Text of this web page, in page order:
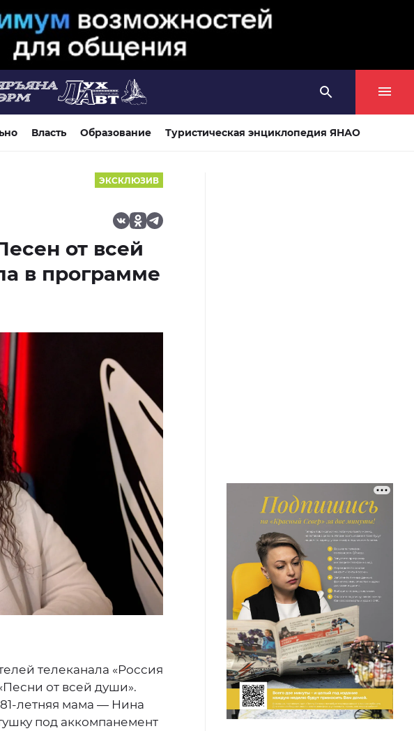
Власть Образование Туристическая энциклопедия ЯНАО
ЭКСКЛЮЗИВ
от всей
в программе
телеканала «Россия
от всей души».
мама — Нина
под аккомпанемент